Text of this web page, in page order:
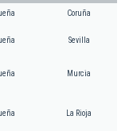
Coruña
Sevilla
Murcia
La Rioja